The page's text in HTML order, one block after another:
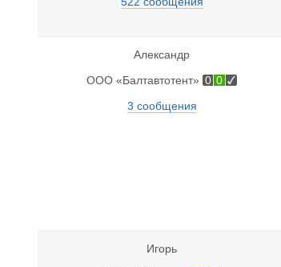
Александр
ООО «Балтавтотент» 0 0
3 сообщения
Игорь